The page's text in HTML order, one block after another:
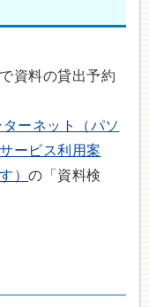
資料の貸出予約
ターネット（パソ
ービス利用案
）の「資料検